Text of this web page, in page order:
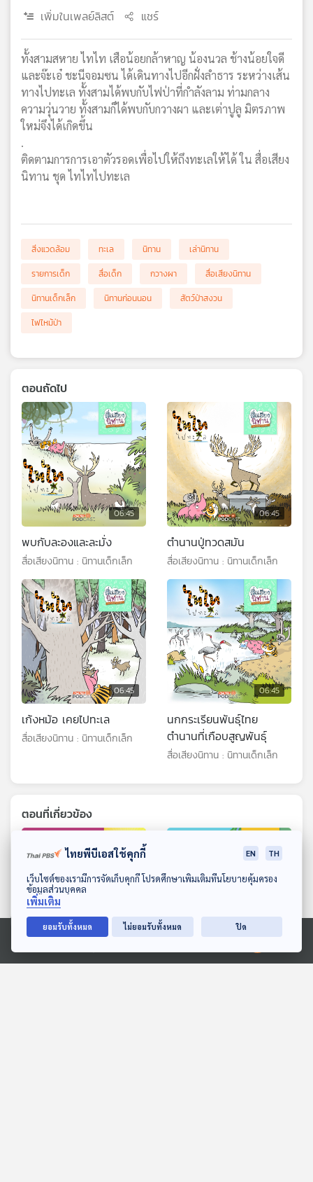
แผนที่
วิทยุ
เครือ
ข่าย
ดาวน์โหลด Thai PBS Podcast Application
Ⓒ 2020 องค์การกระจายเสียงและแพร่ภาพสาธารณะแห่งประเทศไทย
เพิ่มในเพลย์ลิสต์ แชร์
ทั้งสามสหาย ไทไท เสือน้อยกล้าหาญ น้องนวล ช้างน้อยใจดี
และจ๊ะเอ๋ ชะนีจอมซน ได้เดินทางไปอีกฝั่งลำธาร ระหว่างเส้น
ทางไปทะเล ทั้งสามได้พบกับไฟป่าที่กำลังลาม ท่ามกลาง
ความวุ่นวาย ทั้งสามก็ได้พบกับกวางผา และเต่าปูลู มิตรภาพ
ใหม่จึงได้เกิดขึ้น
.
ติดตามการการเอาตัวรอดเพื่อไปให้ถึงทะเลให้ได้ ใน สื่อเสียง
นิทาน ชุด ไทไทไปทะเล
สิ่งแวดล้อม ทะเล นิทาน
เล่านิทาน
รายการเด็ก
สื่อเด็ก กวางผา
สื่อเสียงนิทาน
นิทานเด็กเล็ก
นิทานก่อนนอน
สัตว์ป่าสงวน
ไฟไหม้ป่า
ตอนถัดไป
06:45
พบกับละองและละมั่ง
สื่อเสียงนิทาน : นิทานเด็กเล็ก
06:45
ตำนานปู่ทวดสมัน
สื่อเสียงนิทาน : นิทานเด็กเล็ก
06:45
เก้งหม้อ เคยไปทะเล
สื่อเสียงนิทาน : นิทานเด็กเล็ก
06:45
นกกระเรียนพันธุ์ไทย
ตำนานที่เกือบสูญพันธุ์
สื่อเสียงนิทาน : นิทานเด็กเล็ก
ตอนที่เกี่ยวข้อง
06:45
EP. 1986: แครอท
06:45
EP. 219: ลีเมอร์ กำลังจะ
ไทยพีบีเอสใช้คุกกี้ EN TH
เว็บไซต์ของเรามีการจัดเก็บคุกกี้ โปรดศึกษาเพิ่มเติมที่นโยบายคุ้มครอง
ข้อมูลส่วนบุคคล
เพิ่มเติม
ยอมรับทั้งหมด ไม่ยอมรับทั้งหมด ปิด